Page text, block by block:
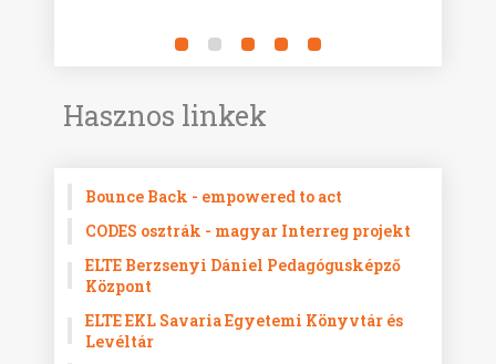
Hasznos linkek
Bounce Back - empowered to act
CODES osztrák - magyar Interreg projekt
ELTE Berzsenyi Dániel Pedagógusképző
Központ
ELTE EKL Savaria Egyetemi Könyvtár és
Levéltár